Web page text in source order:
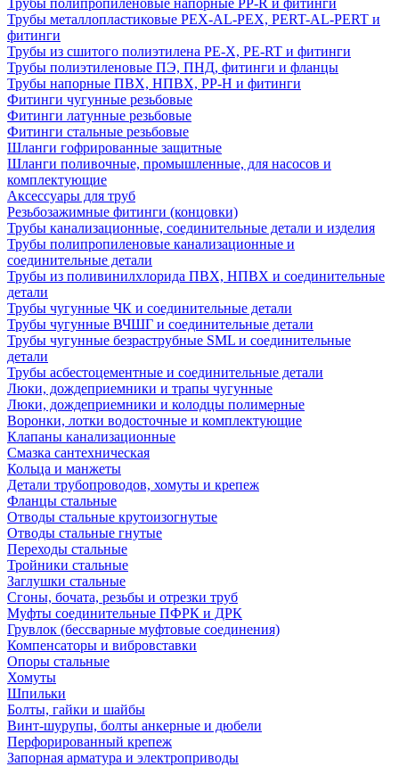
Трубы полипропиленовые напорные PP-R и фитинги
Трубы металлопластиковые PEX-AL-PEX, PERT-AL-PERT и
фитинги
Трубы из сшитого полиэтилена PE-X, PE-RT и фитинги
Трубы полиэтиленовые ПЭ, ПНД, фитинги и фланцы
Трубы напорные ПВХ, НПВХ, PP-H и фитинги
Фитинги чугунные резьбовые
Фитинги латунные резьбовые
Фитинги стальные резьбовые
Шланги гофрированные защитные
Шланги поливочные, промышленные, для насосов и
комплектующие
Аксессуары для труб
Резьбозажимные фитинги (концовки)
Трубы канализационные, соединительные детали и изделия
Трубы полипропиленовые канализационные и
соединительные детали
Трубы из поливинилхлорида ПВХ, НПВХ и соединительные
детали
Трубы чугунные ЧК и соединительные детали
Трубы чугунные ВЧШГ и соединительные детали
Трубы чугунные безраструбные SML и соединительные
детали
Трубы асбестоцементные и соединительные детали
Люки, дождеприемники и трапы чугунные
Люки, дождеприемники и колодцы полимерные
Воронки, лотки водосточные и комплектующие
Клапаны канализационные
Смазка сантехническая
Кольца и манжеты
Детали трубопроводов, хомуты и крепеж
Фланцы стальные
Отводы стальные крутоизогнутые
Отводы стальные гнутые
Переходы стальные
Тройники стальные
Заглушки стальные
Сгоны, бочата, резьбы и отрезки труб
Муфты соединительные ПФРК и ДРК
Грувлок (бессварные муфтовые соединения)
Компенсаторы и вибровставки
Опоры стальные
Хомуты
Шпильки
Болты, гайки и шайбы
Винт-шурупы, болты анкерные и дюбели
Перфорированный крепеж
Запорная арматура и электроприводы